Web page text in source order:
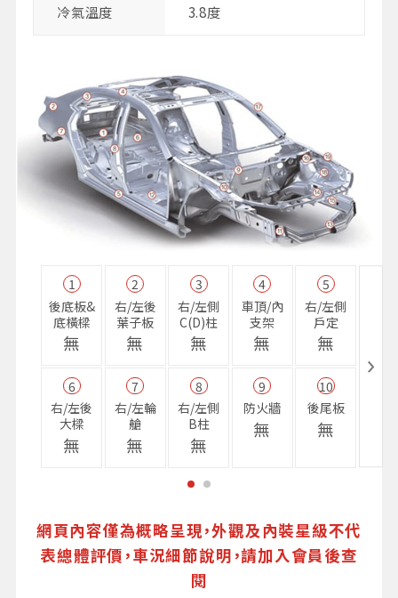
冷氣溫度 3.8度
1
後底板&
底橫樑
無
2
右/左後
葉子板
無
3
右/左側
C(D)柱
無
4
車頂/內
支架
無
5
右/左側
戶定
無
6
右/左後
大樑
無
7
右/左輪
艙
無
8
右/左側
B柱
無
9
防火牆
無
10
後尾板
無
網頁內容僅為概略呈現，外觀及內裝星級不代
表總體評價，車況細節說明，請加入會員後查
閱